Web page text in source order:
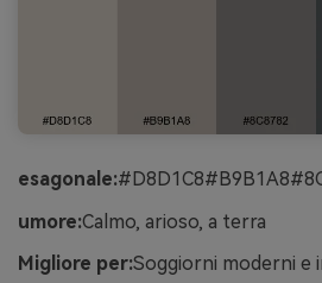
esagonale:
umore:Calmo, arioso, a terra
Migliore per:Soggiorni moderni